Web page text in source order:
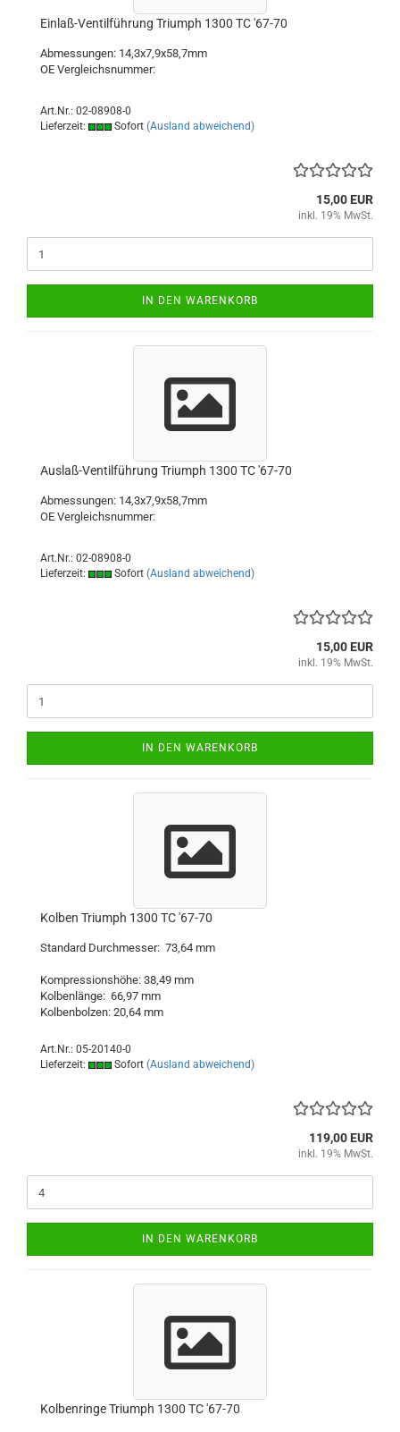
Einlaß-Ventilführung Triumph 1300 TC '67-70
Abmessungen: 14,3x7,9x58,7mm
OE Vergleichsnummer:
Art.Nr.: 02-08908-0
Lieferzeit:
Sofort (Ausland abweichend)
15,00 EUR
inkl. 19% MwSt.
IN DEN WARENKORB
Auslaß-Ventilführung Triumph 1300 TC '67-70
Abmessungen: 14,3x7,9x58,7mm
OE Vergleichsnummer:
Art.Nr.: 02-08908-0
Lieferzeit:
Sofort (Ausland abweichend)
15,00 EUR
inkl. 19% MwSt.
IN DEN WARENKORB
Kolben Triumph 1300 TC '67-70
Standard Durchmesser: 73,64 mm
Kompressionshöhe: 38,49 mm
Kolbenlänge: 66,97 mm
Kolbenbolzen: 20,64 mm
Art.Nr.: 05-20140-0
Lieferzeit:
Sofort (Ausland abweichend)
119,00 EUR
inkl. 19% MwSt.
IN DEN WARENKORB
Kolbenringe Triumph 1300 TC '67-70